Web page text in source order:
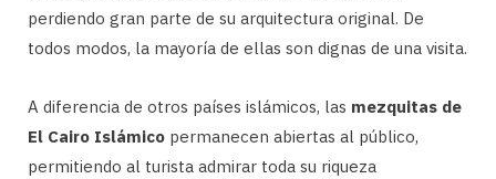
perdiendo gran parte de su arquitectura original. De
todos modos, la mayoría de ellas son dignas de una visita.
A diferencia de otros países islámicos, las mezquitas de
El Cairo Islámico permanecen abiertas al público,
permitiendo al turista admirar toda su riqueza